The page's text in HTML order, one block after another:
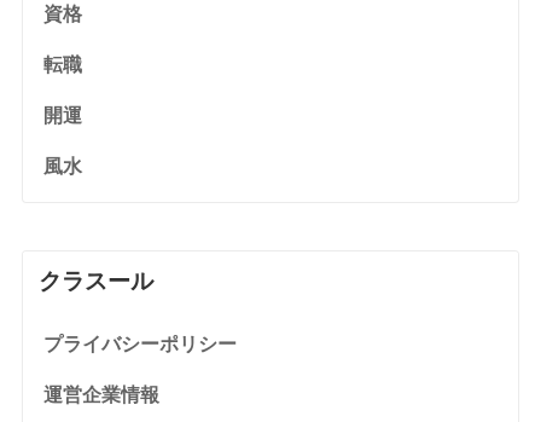
資格
転職
開運
風水
クラスール
プライバシーポリシー
運営企業情報